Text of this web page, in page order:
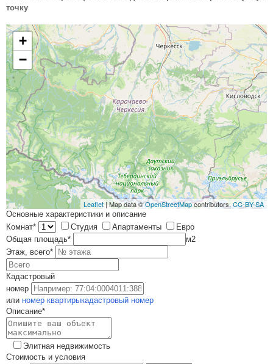
точку
+
−
Leaflet | Map data ©OpenStreetMapcontributors,CC-BY-SA
Основные характеристики и описание
Комнат*
Студия Апартаменты
Евро
Общая площадь*
м2
Этаж, всего*
Кадастровый
номер
или номер квартирыкадастровый номер
Описание*
Элитная недвижимость
Стоимость и условия